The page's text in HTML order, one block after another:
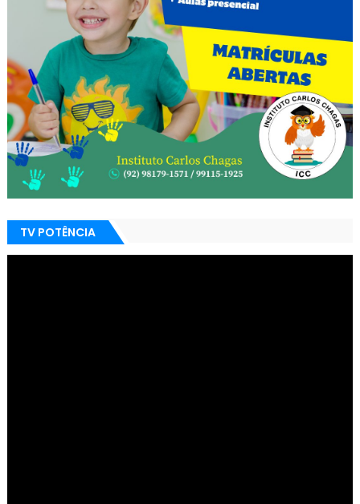
TV POTÊNCIA